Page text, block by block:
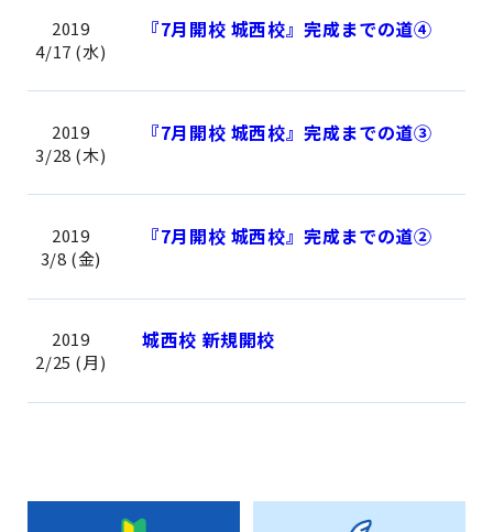
2019
4/17 (水)
『7月開校 城西校』完成までの道④
2019
3/28 (木)
『7月開校 城西校』完成までの道③
2019
3/8 (金)
『7月開校 城西校』完成までの道②
2019
2/25 (月)
城西校 新規開校